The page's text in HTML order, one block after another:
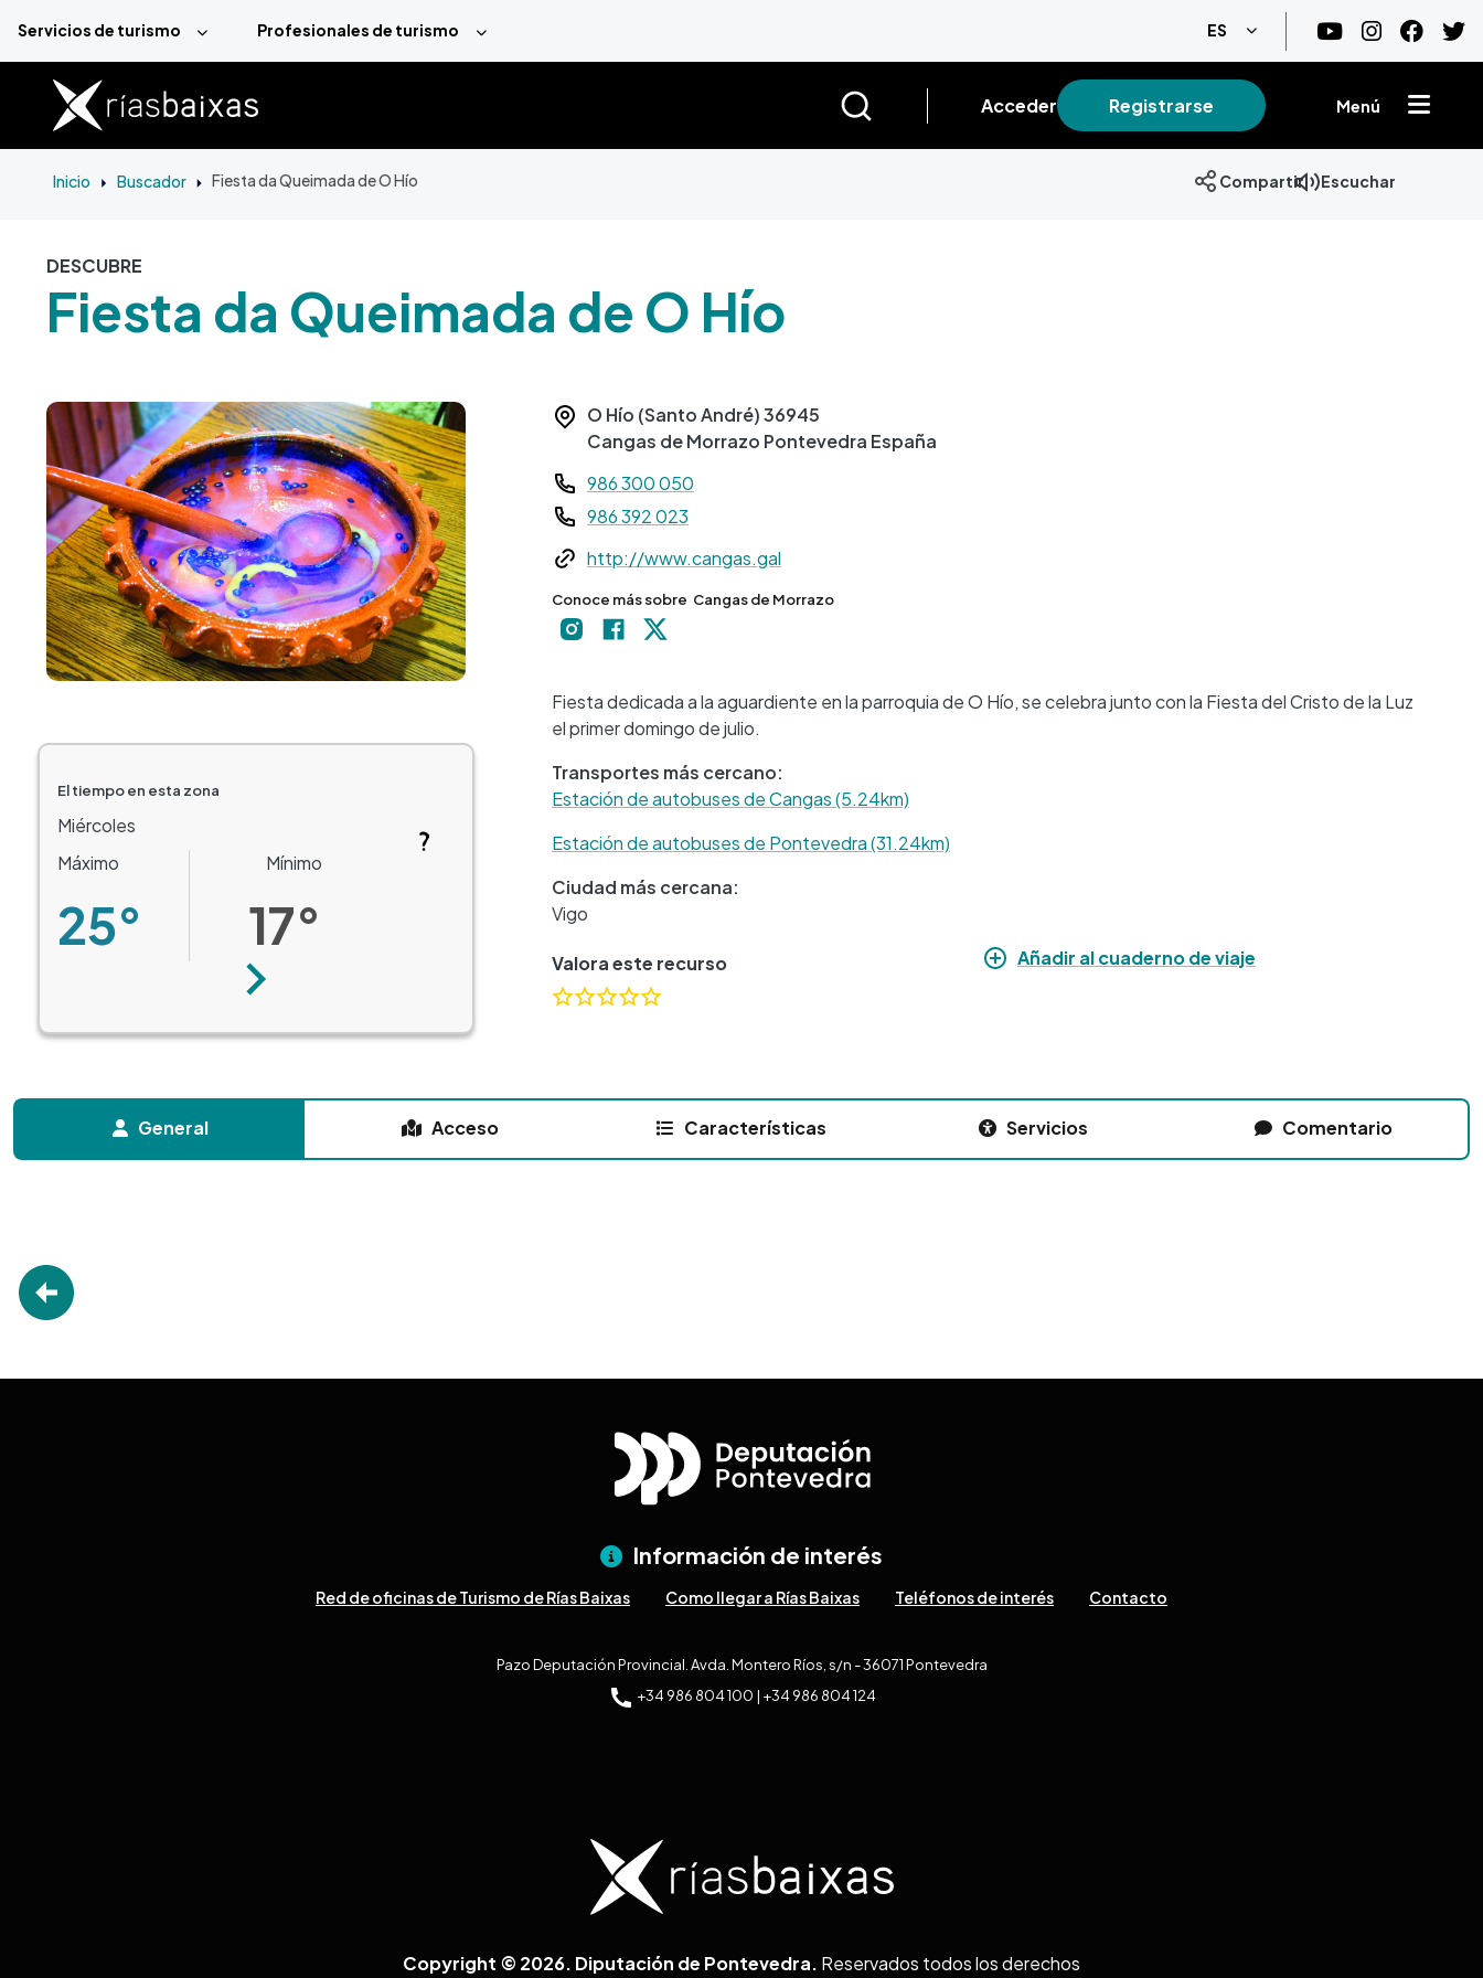
Servicios de turismo Profesionales de turismo ES Lista adicional de acciones
Acceder Registrarse Menú
Inicio Buscador Fiesta da Queimada de O Hío Compartir Escuchar
DESCUBRE
Fiesta da Queimada de O Hío
Imagen
El tiempo en esta zona
Miércoles
Máximo
25°
Mínimo
17°
Siguiente
O Hío (Santo André)36945
Cangas de Morrazo Pontevedra España
Teléfono
986 300 050
986 392 023
Webhttp://www.cangas.gal
Conoce más sobre Cangas de Morrazo
Fiesta dedicada a la aguardiente en la parroquia de O Hío, se celebra junto con la Fiesta del Cristo de la Luz
el primer domingo de julio.
Transportes más cercano:
Estación de autobuses de Cangas (5.24km)
Estación de autobuses de Pontevedra (31.24km)
Ciudad más cercana:
Vigo
Valora este recurso Añadir al cuaderno de viaje
General Acceso Características Servicios Comentario
Información de interés
Red de oficinas de Turismo de Rías Baixas Como llegar a Rías Baixas Teléfonos de interés Contacto
Pazo Deputación Provincial. Avda. Montero Ríos, s/n - 36071 Pontevedra
+34 986 804 100 | +34 986 804 124
Copyright © 2026. Diputación de Pontevedra. Reservados todos los derechos